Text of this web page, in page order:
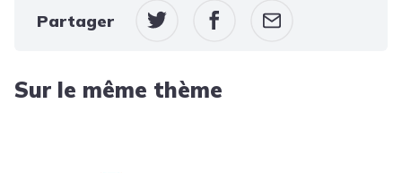
Partager
Sur le même thème